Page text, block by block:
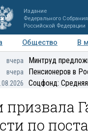
Издание
Федерального Собрания
Российской Федерации
Общество В
Мнения Регионы
вчера Минтруд
вчера Пенсионеров в
Соцфонд:
призвала
по